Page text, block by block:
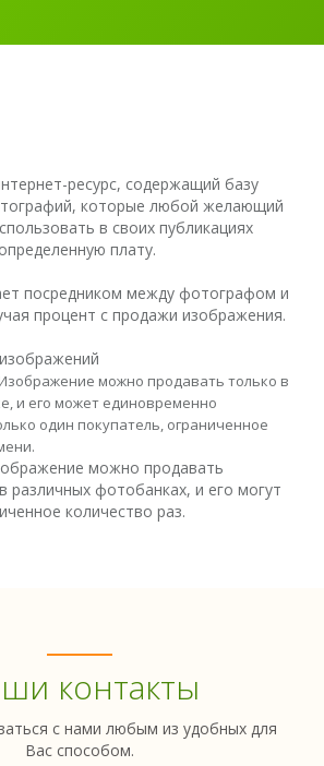
ресурс, содержащий базу
которые любой желающий
в своих публикациях
плату.
посредником между фотографом и
процент с продажи изображения.
можно продавать только в
и его может единовременно
один покупатель, ограниченное
можно продавать
различных фотобанках, и его могут
количество раз.
контакты
с нами любым из удобных для
Вас способом.